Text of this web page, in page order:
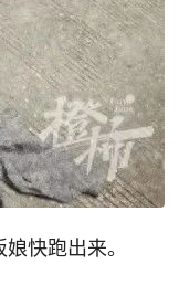
快跑出来。